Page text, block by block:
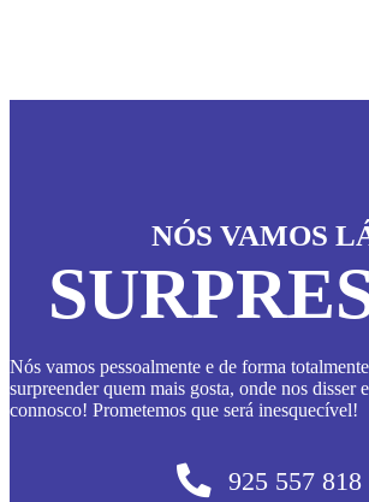
chosen
NÓS VAMOS
Nós vamos pessoalmente e de forma
surpreender quem mais gosta, onde nos disser
connosco! Prometemos que será inesquecível!
925 557 818